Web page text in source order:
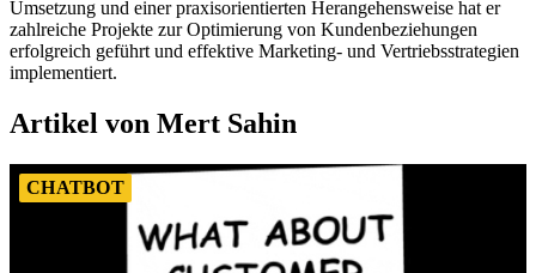
Umsetzung und einer praxisorientierten Herangehensweise hat er
zahlreiche Projekte zur Optimierung von Kundenbeziehungen
erfolgreich geführt und effektive Marketing- und Vertriebsstrategien
implementiert.
Artikel von Mert Sahin
CHATBOT